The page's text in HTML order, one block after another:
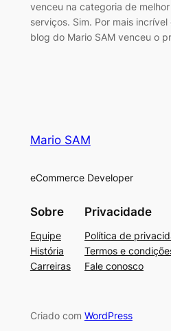
venceu na categoria de
serviços. Sim. Por mais
blog do Mario SAM venceu o
Mario SAM
eCommerce Developer
Sobre
Equipe
História
Carreiras
Privacidade
Política de
Termos e
Fale conosco
Criado com WordPress